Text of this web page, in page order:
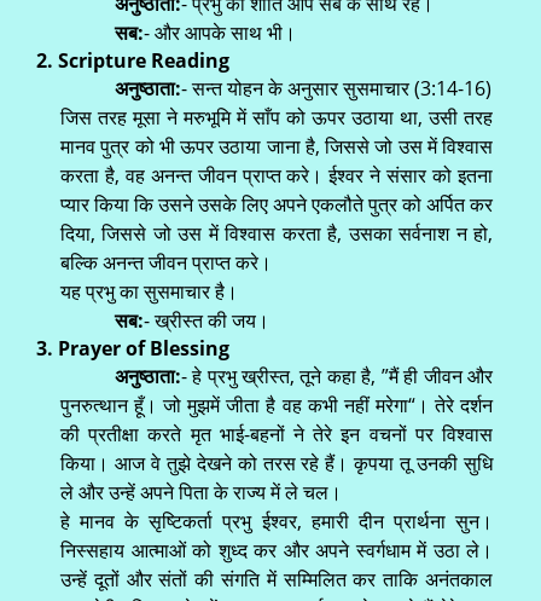
सब:- और आपके साथ भी।
2. Scripture Reading
अनुष्ठाता:- सन्त योहन के अनुसार सुसमाचार (3:14-16)
जिस तरह मूसा ने मरुभूमि में साँप को ऊपर उठाया था, उसी तरह
मानव पुत्र को भी ऊपर उठाया जाना है, जिससे जो उस में विश्वास
करता है, वह अनन्त जीवन प्राप्त करे। ईश्वर ने संसार को इतना
प्यार किया कि उसने उसके लिए अपने एकलौते पुत्र को अर्पित कर
दिया, जिससे जो उस में विश्वास करता है, उसका सर्वनाश न हो,
बल्कि अनन्त जीवन प्राप्त करे।
यह प्रभु का सुसमाचार है।
सब:- ख्रीस्त की जय।
3. Prayer of Blessing
अनुष्ठाता:- हे प्रभु ख्रीस्त, तूने कहा है, ”मैं ही जीवन और
पुनरुत्थान हूँ। जो मुझमें जीता है वह कभी नहीं मरेगा“। तेरे दर्शन
की प्रतीक्षा करते मृत भाई-बहनों ने तेरे इन वचनों पर विश्वास
किया। आज वे तुझे देखने को तरस रहे हैं। कृपया तू उनकी सुधि
ले और उन्हें अपने पिता के राज्य में ले चल।
हे मानव के सृष्टिकर्ता प्रभु ईश्वर, हमारी दीन प्रार्थना सुन।
निस्सहाय आत्माओं को शुध्द कर और अपने स्वर्गधाम में उठा ले।
उन्हें दूतों और संतों की संगति में सम्मिलित कर ताकि अनंतकाल